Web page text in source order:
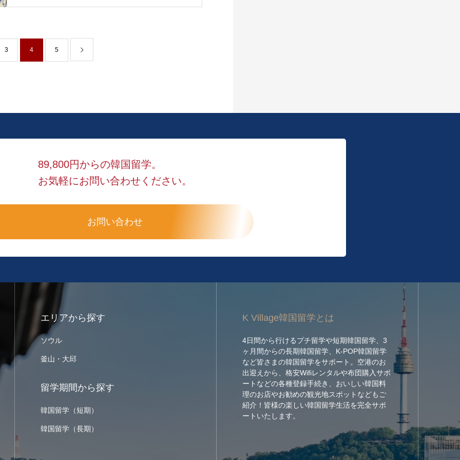
3 4 5
89,800円からの韓国留学。
お気軽にお問い合わせください。
お問い合わせ
エリアから探す
ソウル
釜山・大邱
留学期間から探す
韓国留学（短期）
韓国留学（長期）
K Village韓国留学とは
4日間から行けるプチ留学や短期韓国留学、3
ヶ月間からの長期韓国留学、K-POP韓国留学
など皆さまの韓国留学をサポート。空港のお
出迎えから、格安Wifiレンタルや布団購入サポ
ートなどの各種登録手続き、おいしい韓国料
理のお店やお勧めの観光地スポットなどもご
紹介！皆様の楽しい韓国留学生活を完全サポ
ートいたします。